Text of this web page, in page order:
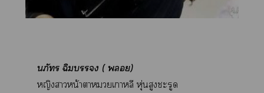
นภั ฉิม ( )
หญิงาหน้าาเกาหลี หุ่นสูงะรูด